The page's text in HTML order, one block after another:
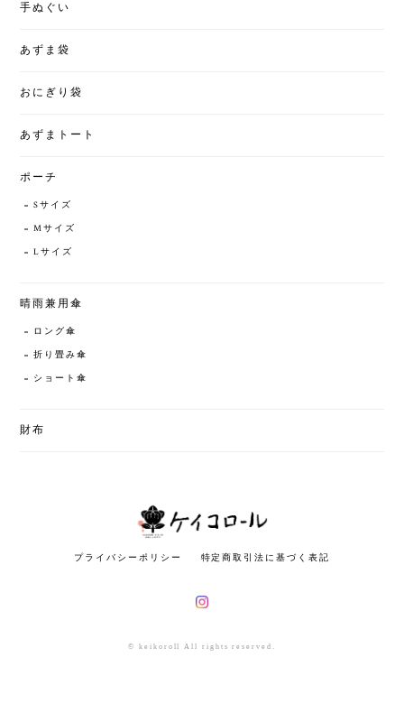
手ぬぐい
あずま袋
おにぎり袋
あずまトート
ポーチ
Sサイズ
Mサイズ
Lサイズ
晴雨兼用傘
ロング傘
折り畳み傘
ショート傘
財布
プライバシーポリシー 特定商取引法に基づく表記
© keikoroll All rights reserved.